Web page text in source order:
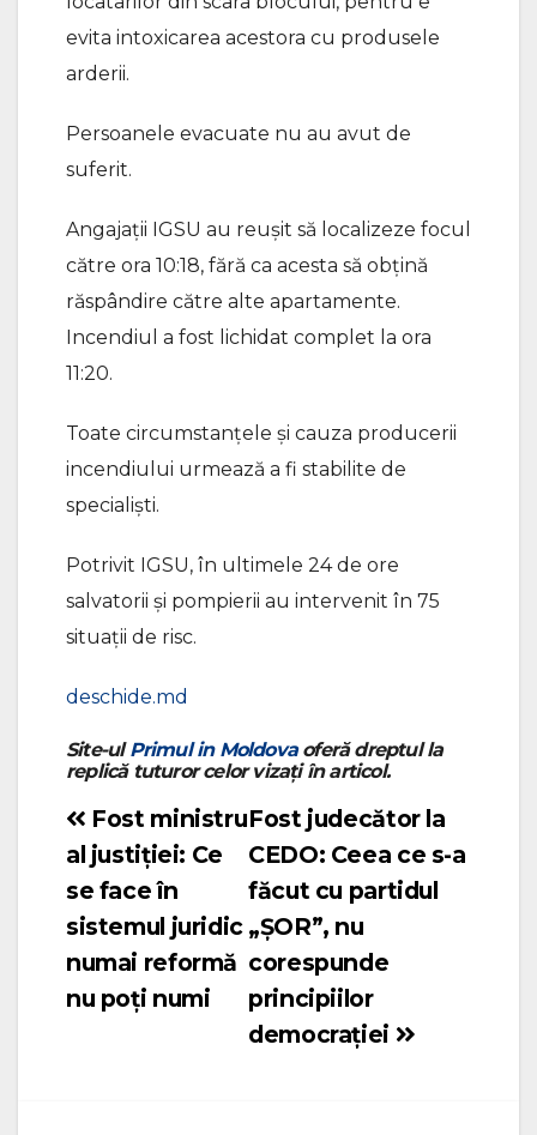
evita intoxicarea acestora cu produsele
arderii.
Persoanele evacuate nu au avut de
suferit.
Angajații IGSU au reușit să localizeze focul
către ora 10:18, fără ca acesta să obțină
răspândire către alte apartamente.
Incendiul a fost lichidat complet la ora
11:20.
Toate circumstanțele și cauza producerii
incendiului urmează a fi stabilite de
specialiști.
Potrivit IGSU, în ultimele 24 de ore
salvatorii și pompierii au intervenit în 75
situații de risc.
deschide.md
Site-ulPrimul in Moldovaoferă dreptul la
replică tuturor celor vizați în articol.
Navigare
în
articole
Fost judecător la
CEDO: Ceea ce s-a
făcut cu partidul
„ȘOR”, nu
corespunde
principiilor
democrației
Fost ministru
al justiției: Ce
se face în
sistemul juridic
numai reformă
nu poți numi